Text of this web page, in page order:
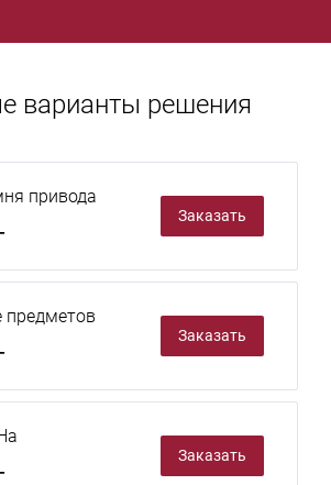
варианты решения
привода
Заказать
предметов
Заказать
Заказать